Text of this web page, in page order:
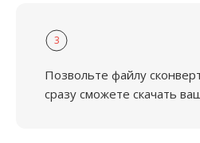
3
Позвольте файлу
сразу сможете скачать